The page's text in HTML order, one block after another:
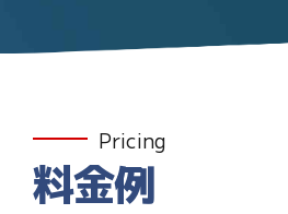
Pricing
料金例